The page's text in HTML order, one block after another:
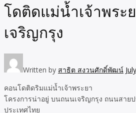
โดติดแม่น้ำเจ้าพระ
เจริญกรุง
Written by สาธิต สงวนศักดิ์พัฒน์
คอนโดติดริมแม่น้ำเจ้าพระยา
โครงการน่าอยู่ บนถนนเจริญกรุง ถนนสาย
ประเทศไทย